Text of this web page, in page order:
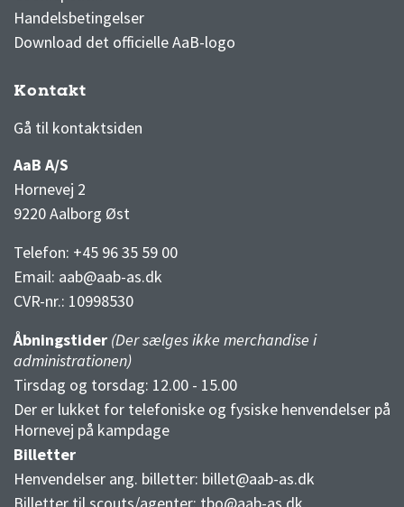
Handelsbetingelser
Download det officielle AaB-logo
Kontakt
Gå til kontaktsiden
AaB A/S
Hornevej 2
9220 Aalborg Øst
Telefon: +45 96 35 59 00
Email: aab@aab-as.dk
CVR-nr.: 10998530
Åbningstider (Der sælges ikke merchandise i
administrationen)
Tirsdag og torsdag: 12.00 - 15.00
Der er lukket for telefoniske og fysiske henvendelser på
Hornevej på kampdage
Billetter
Henvendelser ang. billetter: billet@aab-as.dk